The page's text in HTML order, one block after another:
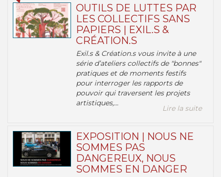
OUTILS DE LUTTES PAR
LES COLLECTIFS SANS
PAPIERS | EXIL.S &
CRÉATION.S
Exil.s & Création.s vous invite à une
série d’ateliers collectifs de "bonnes"
pratiques et de moments festifs
pour interroger les rapports de
pouvoir qui traversent les projets
artistiques,...
Lire la suite
EXPOSITION | NOUS NE
SOMMES PAS
DANGEREUX, NOUS
SOMMES EN DANGER